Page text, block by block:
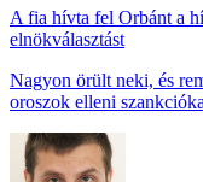
A fia hívta fel Orbánt a
elnökválasztást
Nagyon örült neki, és
oroszok elleni